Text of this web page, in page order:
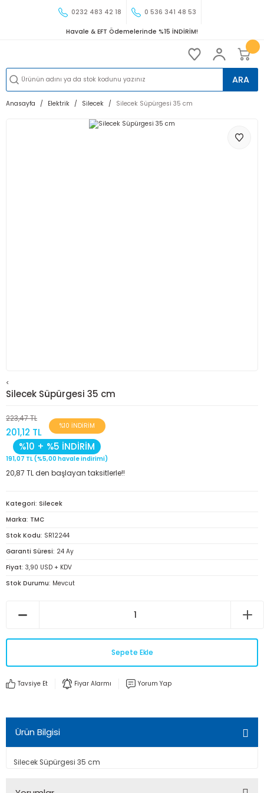
0232 483 42 18 0 536 341 48 53
Havale & EFT Ödemelerinde %15 İNDİRİM!
ARA
Anasayfa Elektrik Silecek Silecek Süpürgesi 35 cm
<
Silecek Süpürgesi 35 cm
223,47 TL
201,12 TL
%10 İNDİRİM
%10 + %5 İNDİRİM
191,07 TL (%5,00 havale indirimi)
20,87 TL den başlayan taksitlerle!!
Kategori Silecek
Marka TMC
Stok Kodu SR12244
Garanti Süresi 24 Ay
Fiyat 3,90 USD + KDV
Stok Durumu Mevcut
Sepete Ekle
Tavsiye Et Fiyar Alarmı Yorum Yap
Ürün Bilgisi
Silecek Süpürgesi 35 cm